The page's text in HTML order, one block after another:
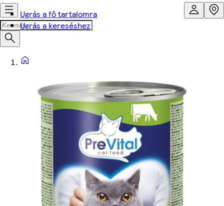
Ugrás a fő tartalomra
Ugrás a kereséshez